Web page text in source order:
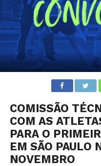
COMISSÃO
COM AS
PARA O
EM SÃO PAULO
NOVEMBRO